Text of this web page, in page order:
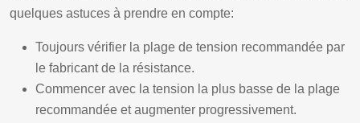
quelques astuces à prendre en compte:
Toujours vérifier la plage de tension recommandée par
le fabricant de la résistance.
Commencer avec la tension la plus basse de la plage
recommandée et augmenter progressivement.